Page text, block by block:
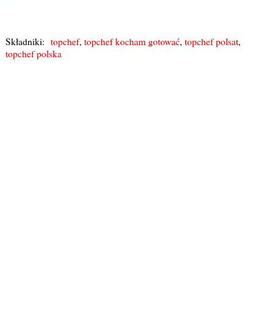
Składniki: topchef, topchef kocham gotować, topchef polsat,
topchef polska